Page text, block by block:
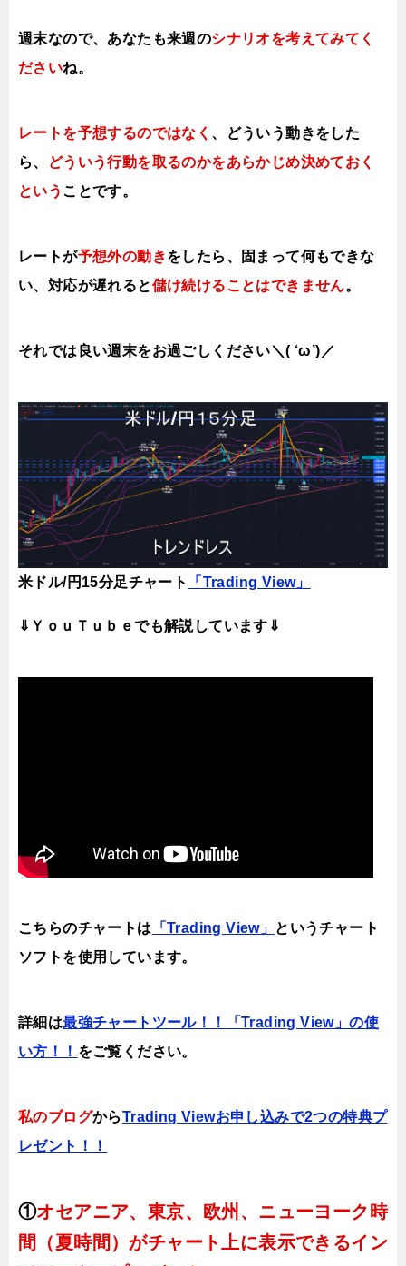
週末なので、あなたも来週のシナリオを考えてみてく
ださいね。
レートを予想するのではなく 、どういう動きをした
ら、
どういう行動を取るのかをあらかじめ決めておく
という ことです。
レートが予想外の動きをしたら、固まって何もできな
い、対応が遅れると儲け続けることはできません。
それでは良い週末をお過ごしください＼( ‘ω’)／
米ドル/円15分足チャート 「Trading View」
⇓ＹｏｕＴｕｂｅでも解説しています⇓
こちらのチャートは 「Trading View」 というチャート
ソフトを使用しています。
詳細は最強チャートツール！！「Trading View」の使
い方！！ をご覧ください。
私のブログからTrading Viewお申し込みで2つの特典プ
レゼント！！
①オセアニア、東京、欧州、ニューヨーク時
間（夏時間）がチャート上に表示できるイン